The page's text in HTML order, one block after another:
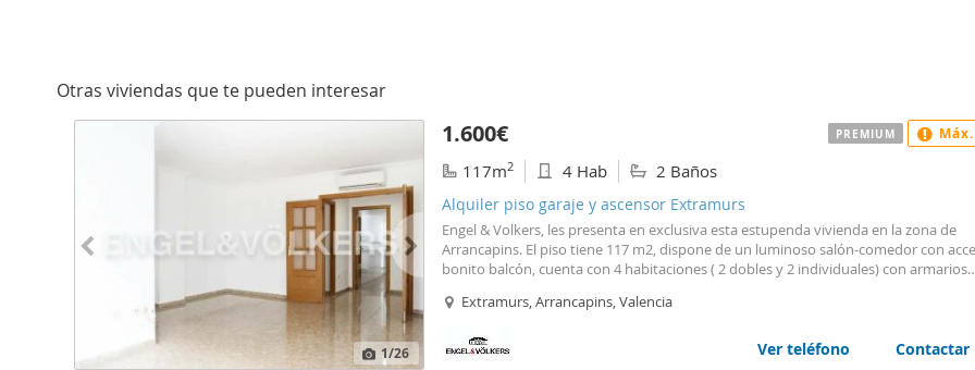
Otras viviendas que te pueden interesar
1/26
1.600€
117m2 4 Hab 2 Baños
Alquiler piso garaje y ascensor Extramurs
Engel & Volkers, les presenta en exclusiva esta estupenda vivienda en la zona de
Arrancapins. El piso tiene 117 m2, dispone de un luminoso salón-comedor con
bonito balcón, cuenta con 4 habitaciones ( 2 dobles y 2 individuales) con armarios
amplia con acceso a galería. El suelo es de mármol; el piso tiene aire acondicionado
por 120€ adicionales. No dude en contactar con nosotros, estaremos encantados de
Extramurs, Arrancapins, Valencia
Ver teléfono Contactar
PREMIUM